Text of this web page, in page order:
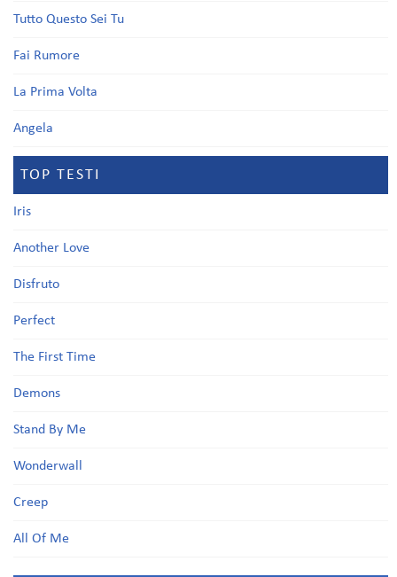
Tutto Questo Sei Tu
Fai Rumore
La Prima Volta
Angela
TOP TESTI
Iris
Another Love
Disfruto
Perfect
The First Time
Demons
Stand By Me
Wonderwall
Creep
All Of Me